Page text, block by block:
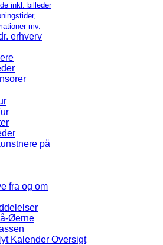
inkl. billeder
mv.
erhverv
på
fra og om
Øerne
Kalender Oversigt